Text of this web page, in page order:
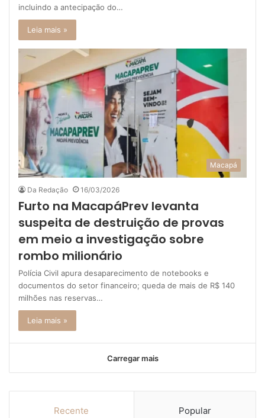
incluindo a antecipação do…
Leia mais »
Macapá
Da Redação 16/03/2026
Furto na MacapáPrev levanta
suspeita de destruição de provas
em meio a investigação sobre
rombo milionário
Polícia Civil apura desaparecimento de notebooks e
documentos do setor financeiro; queda de mais de R$ 140
milhões nas reservas…
Leia mais »
Carregar mais
Recente Popular